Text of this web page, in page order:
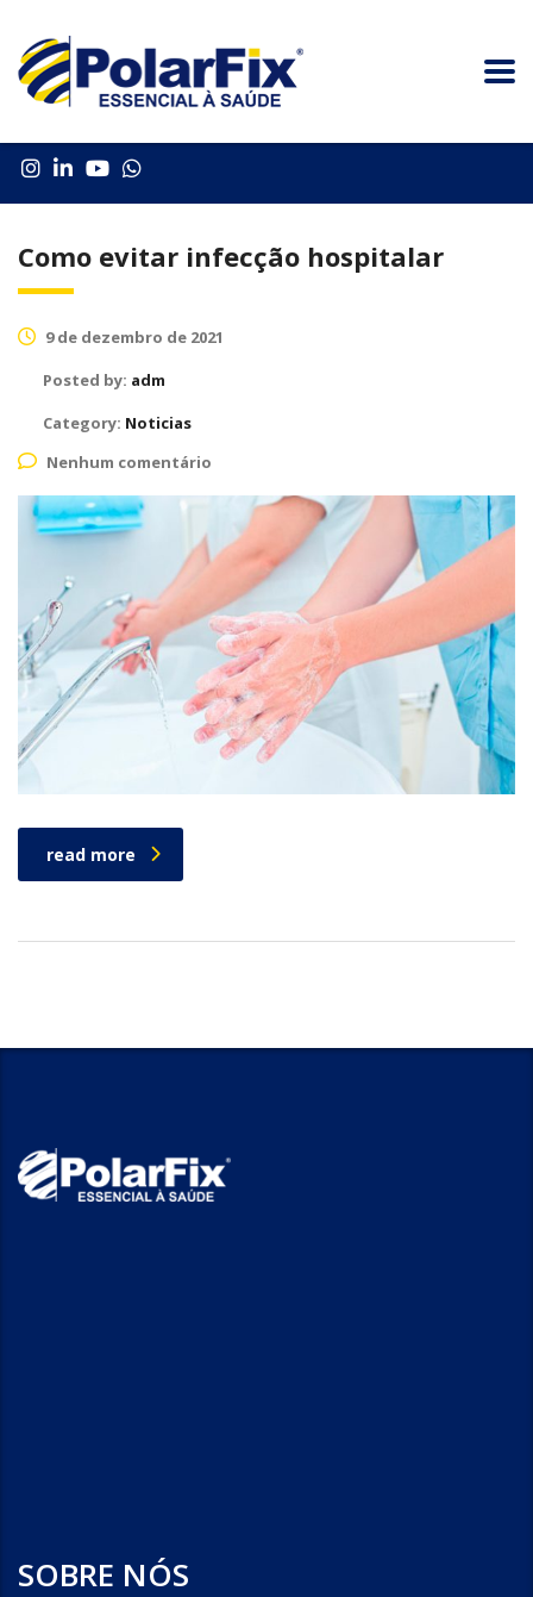
Como evitar infecção hospitalar
9 de dezembro de 2021
Posted by: adm
Category: Noticias
Nenhum comentário
read more
SOBRE NÓS